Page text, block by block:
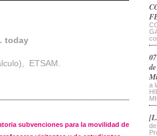
today
ETSAM.
subvenciones para la movilidad de
a